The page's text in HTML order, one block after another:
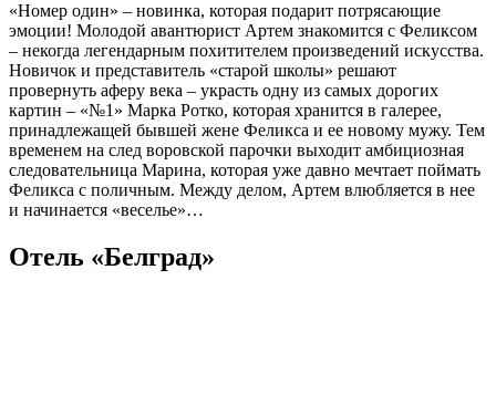
«Номер один» – новинка, которая подарит потрясающие
эмоции! Молодой авантюрист Артем знакомится с Феликсом
– некогда легендарным похитителем произведений искусства.
Новичок и представитель «старой школы» решают
провернуть аферу века – украсть одну из самых дорогих
картин – «№1» Марка Ротко, которая хранится в галерее,
принадлежащей бывшей жене Феликса и ее новому мужу. Тем
временем на след воровской парочки выходит амбициозная
следовательница Марина, которая уже давно мечтает поймать
Феликса с поличным. Между делом, Артем влюбляется в нее
и начинается «веселье»…
Отель «Белград»